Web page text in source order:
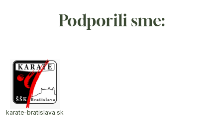
Podporili sme:
karate-bratislava.sk